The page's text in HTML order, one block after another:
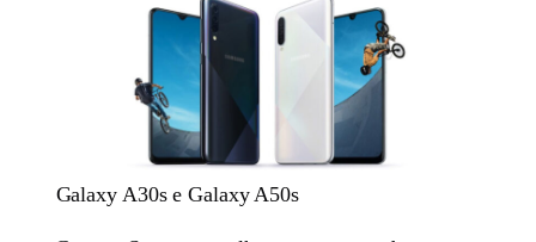
Galaxy A30s e Galaxy A50s